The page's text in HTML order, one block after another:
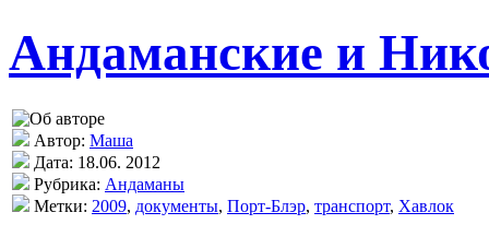
Андаманские и
Автор: Маша
Дата: 18.06. 2012
Рубрика: Андаманы
Метки: 2009, документы, Порт-Блэр, транспорт, Хавлок